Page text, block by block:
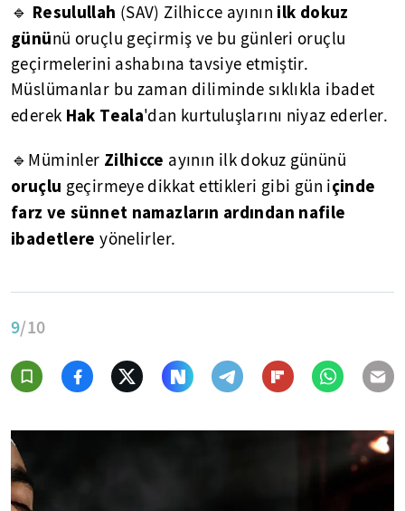
🔹 Resulullah (SAV) Zilhicce ayının ilk dokuz
gününü oruçlu geçirmiş ve bu günleri oruçlu
geçirmelerini ashabına tavsiye etmiştir.
Müslümanlar bu zaman diliminde sıklıkla ibadet
ederek Hak Teala'dan kurtuluşlarını niyaz ederler.
🔹Müminler Zilhicce ayının ilk dokuz gününü
oruçlu geçirmeye dikkat ettikleri gibi gün içinde
farz ve sünnet namazların ardından nafile
ibadetlere yönelirler.
9/10